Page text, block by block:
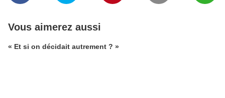
Vous aimerez aussi
« Et si on décidait autrement ? »